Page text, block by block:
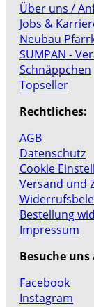
Über uns /
Jobs &
Neubau
SUMPAN -
Schnäppchen
Topseller
Rechtliches:
AGB
Datenschutz
Cookie
Versand und
Bestellung
Impressum
Besuche uns
Facebook
Instagram